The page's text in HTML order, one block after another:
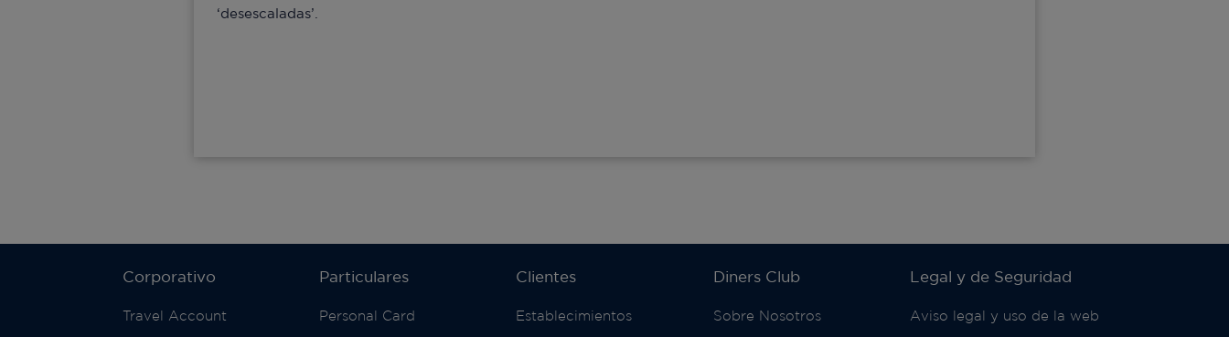
‘desescaladas’.
Corporativo
Travel Account
Particulares
Personal Card
Clientes
Establecimientos
Diners Club
Sobre Nosotros
Legal y de Seguridad
Aviso legal y uso de la web